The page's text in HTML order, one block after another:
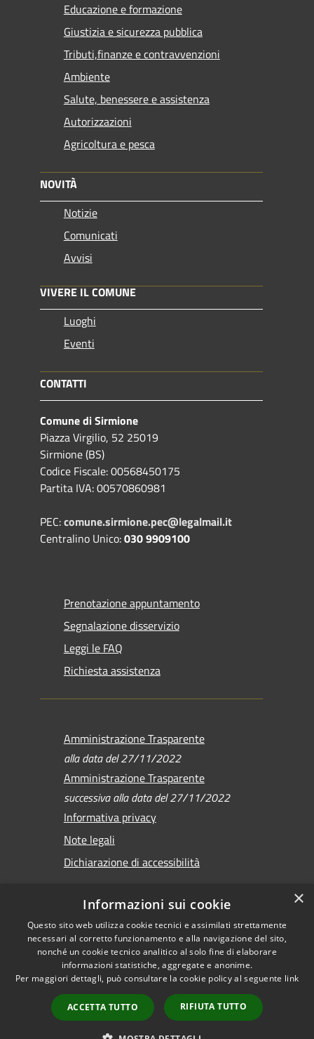
Educazione e formazione
Giustizia e sicurezza pubblica
Tributi,finanze e contravvenzioni
Ambiente
Salute, benessere e assistenza
Autorizzazioni
Agricoltura e pesca
NOVITÀ
Notizie
Comunicati
Avvisi
VIVERE IL COMUNE
Luoghi
Eventi
CONTATTI
Comune di Sirmione
Piazza Virgilio, 52 25019
Sirmione (BS)
Codice Fiscale: 00568450175
Partita IVA: 00570860981
PEC:comune.sirmione.pec@legalmail.it
Centralino Unico:030 9909100
Prenotazione appuntamento
Segnalazione disservizio
Leggi le FAQ
Richiesta assistenza
Amministrazione Trasparente
alla data del 27/11/2022
Amministrazione Trasparente
successiva alla data del 27/11/2022
Informativa privacy
Note legali
Dichiarazione di accessibilità
RSS
Accessibilità
Privacy
Cookie
Mappa del sito
Versione
Copyright © 2026 •
Comune di Sirmione •
Powered by
Municipium•
Accesso redazione
×
Informazioni sui cookie
Questo sito web utilizza cookie tecnici e assimilati strettamente
necessari al corretto funzionamento e alla navigazione del sito,
nonché un cookie tecnico analitico al solo fine di elaborare
informazioni statistiche, aggregate e anonime.
Per maggiori dettagli, può consultare la cookie policy al seguente link
ACCETTA TUTTO RIFIUTA TUTTO